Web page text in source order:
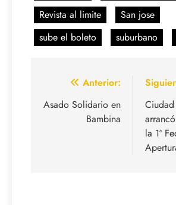
Revista al limite
San jose
sube el boleto
suburbano
Navegación
de
entradas
Anterior:
Asado Solidario en
Bambina
la 1ª